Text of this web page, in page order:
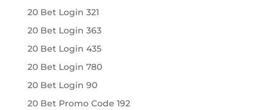
20 Bet Login 321
20 Bet Login 363
20 Bet Login 435
20 Bet Login 780
20 Bet Login 90
20 Bet Promo Code 192